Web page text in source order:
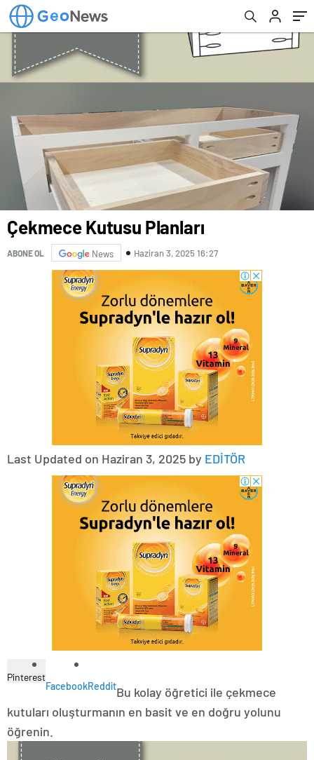
Çekmece Kutusu Planları
ABONE OL News Haziran 3, 2025 16:27
Last Updated on Haziran 3, 2025 by EDİTÖR
Pinterest
FacebookRedditBu kolay öğretici ile çekmece
kutuları oluşturmanın en basit ve en doğru yolunu
öğrenin.